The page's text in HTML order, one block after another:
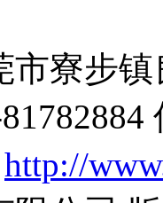
市寮步
http://